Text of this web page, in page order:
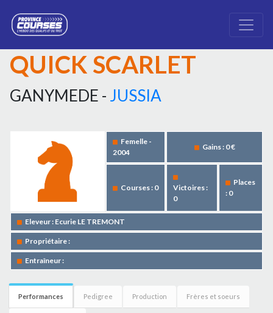
QUICK SCARLET
GANYMEDE - JUSSIA
Femelle -
2004
Gains : 0 €
Courses : 0
Victoires :
0
Places
: 0
Eleveur : Ecurie LE TREMONT
Propriétaire :
Entraîneur :
Performances Pedigree Production Frères et soeurs